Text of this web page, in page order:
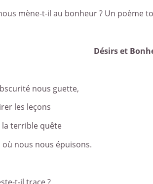
mène-t-il au bonheur ? Un poème
Désirs et
nous guette,
les leçons
la terrible quête
nous nous épuisons.